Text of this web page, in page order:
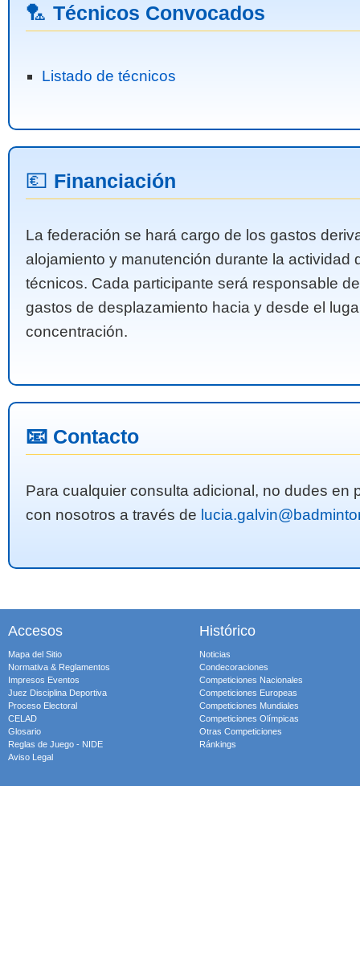
🏸 Técnicos Convocados
Listado de técnicos
💶 Financiación
La federación se hará cargo de los gastos
alojamiento y manutención durante la actividad
técnicos. Cada participante será responsable
gastos de desplazamiento hacia y desde el
concentración.
📧 Contacto
Para cualquier consulta adicional, no dudes en
con nosotros a través de
Accesos
Mapa del Sitio
Normativa & Reglamentos
Impresos Eventos
Juez Disciplina Deportiva
Proceso Electoral
CELAD
Glosario
Reglas de Juego - NIDE
Aviso Legal
Histórico
Noticias
Condecoraciones
Competiciones Nacionales
Competiciones Europeas
Competiciones Mundiales
Competiciones Olímpicas
Otras Competiciones
Ránkings